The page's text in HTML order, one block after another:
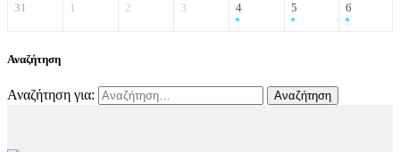
31 1 2 3 4 5 6
Αναζήτηση
Αναζήτηση για: